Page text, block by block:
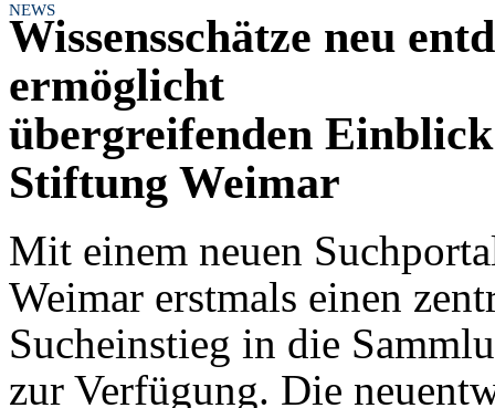
NEWS
Wissensschätze neu
ermöglicht
übergreifenden
Stiftung Weimar
Mit einem neuen
Weimar erstmals einen
Sucheinstieg in die
zur Verfügung. Die